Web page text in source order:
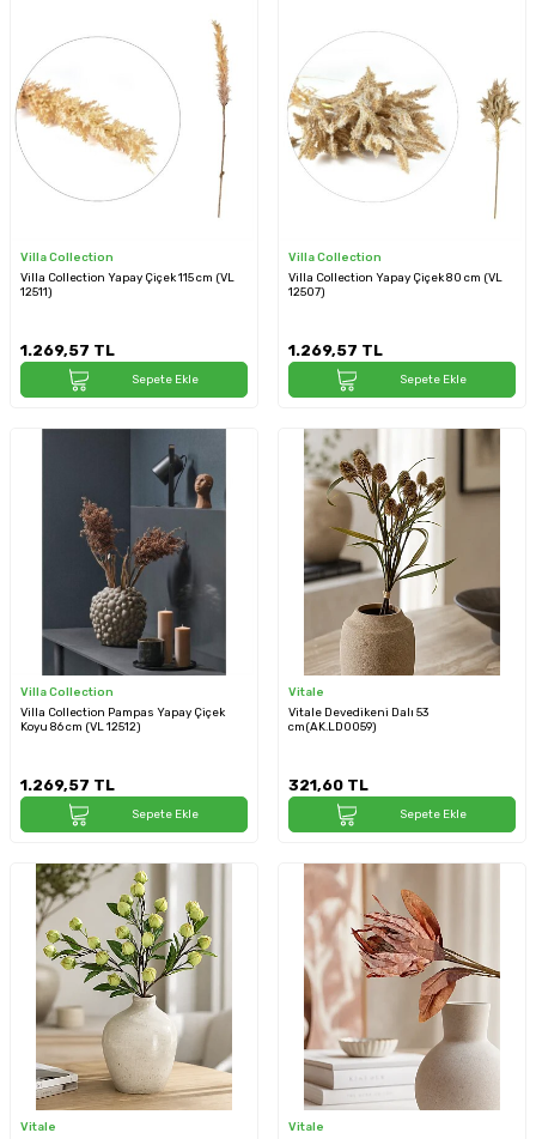
Villa Collection
Villa Collection Yapay Çiçek 115 cm (VL
12511)
1.269,57 TL
Sepete Ekle
Villa Collection
Villa Collection Yapay Çiçek 80 cm (VL
12507)
1.269,57 TL
Sepete Ekle
Villa Collection
Villa Collection Pampas Yapay Çiçek
Koyu 86 cm (VL 12512)
1.269,57 TL
Sepete Ekle
Vitale
Vitale Devedikeni Dalı 53
cm(AK.LD0059)
321,60 TL
Sepete Ekle
Vitale
Vitale